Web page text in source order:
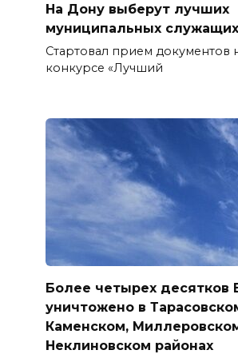
На Дону выберут лучших
муниципальных служащих
Стартовал прием документов
конкурсе «Лучший
Более четырех десятков
уничтожено в
Каменском,
Неклиновском районах